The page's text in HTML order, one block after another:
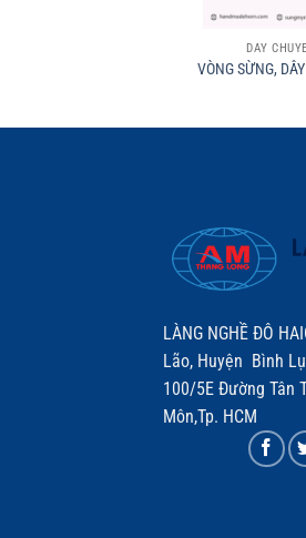
DÂY
VÒNG SỪNG,
LÀNG NGHỀ ĐÔ
Lão, Huyện Bình
100/5E Đường Tân
Môn,Tp. HCM